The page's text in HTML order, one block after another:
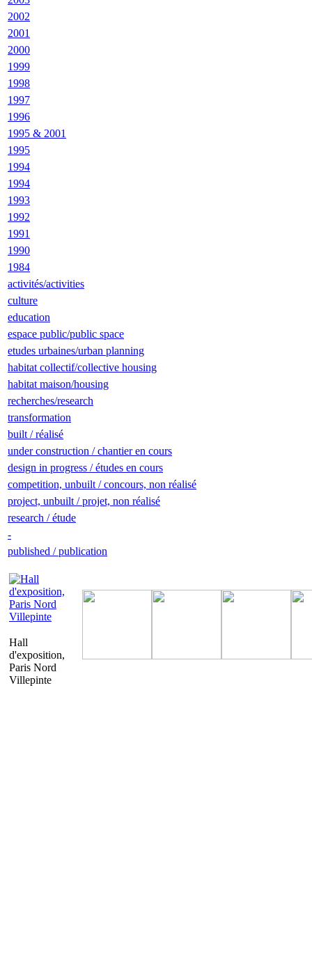
2002
2001
2000
1999
1998
1997
1996
1995 & 2001
1995
1994
1994
1993
1992
1991
1990
1984
activités/activities
culture
education
espace public/public space
etudes urbaines/urban planning
habitat collectif/collective housing
habitat maison/housing
recherches/research
transformation
built / réalisé
under construction / chantier en cours
design in progress / études en cours
competition, unbuilt / concours, non réalisé
project, unbuilt / projet, non réalisé
research / étude
-
published / publication
Hall
d'exposition,
Paris Nord
Villepinte